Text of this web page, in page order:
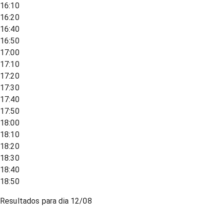
16:10
16:20
16:40
16:50
17:00
17:10
17:20
17:30
17:40
17:50
18:00
18:10
18:20
18:30
18:40
18:50
Resultados para dia 12/08